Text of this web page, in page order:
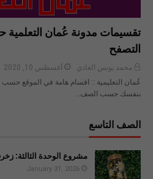
تقسيمات مدونة عُمان
التصفح
محمد يونس الغادي
أغسطس 10, 2020
عُمان التعليمية :: اقسام هامة في الموقع
بنفسك حسب الصف…
الصف التاسع
مشروع الوحدة الثالثة:
January 31, 2026